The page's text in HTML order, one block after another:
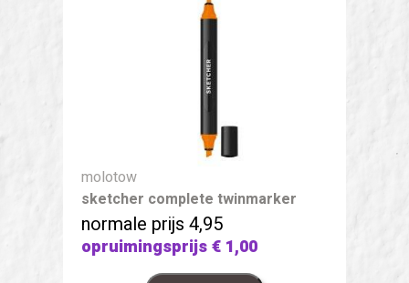
molotow
sketcher complete twinmarker
normale prijs 4,95
opruimingsprijs€ 1,00